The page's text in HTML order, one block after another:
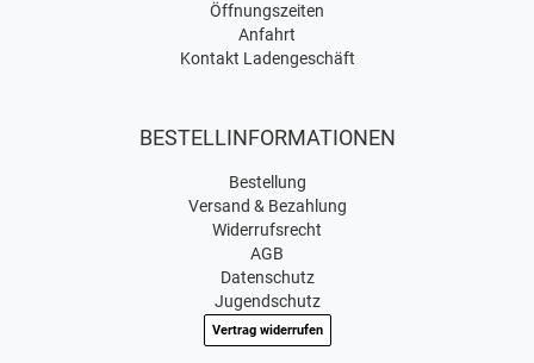
Öffnungszeiten
Anfahrt
Kontakt Ladengeschäft
BESTELLINFORMATIONEN
Bestellung
Versand & Bezahlung
Widerrufsrecht
AGB
Datenschutz
Jugendschutz
Vertrag widerrufen